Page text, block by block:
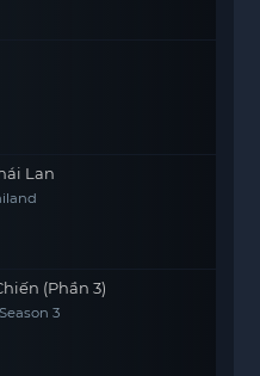
sẽ giúp họ trở nên
thứ trở nên phức
Won tại tiệm mỳ
những trải nghiệm
Lan
(Phần 3)
3